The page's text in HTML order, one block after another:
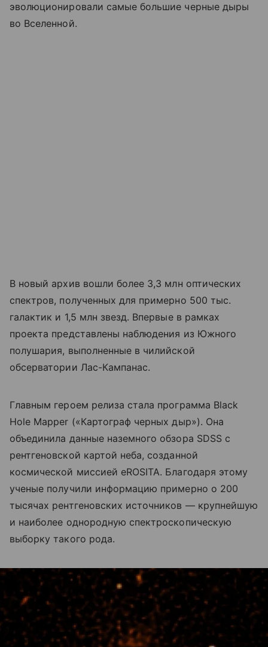
эволюционировали самые большие черные дыры
во Вселенной.
В новый архив вошли более 3,3 млн оптических
спектров, полученных для примерно 500 тыс.
галактик и 1,5 млн звезд. Впервые в рамках
проекта представлены наблюдения из Южного
полушария, выполненные в чилийской
обсерватории Лас-Кампанас.
Главным героем релиза стала программа Black
Hole Mapper («Картограф черных дыр»). Она
объединила данные наземного обзора SDSS с
рентгеновской картой неба, созданной
космической миссией eROSITA. Благодаря этому
ученые получили информацию примерно о 200
тысячах рентгеновских источников — крупнейшую
и наиболее однородную спектроскопическую
выборку такого рода.